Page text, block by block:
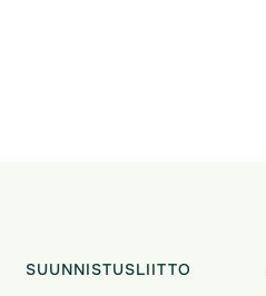
SUUNNISTUSLIITTO